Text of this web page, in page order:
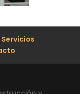
Servicios